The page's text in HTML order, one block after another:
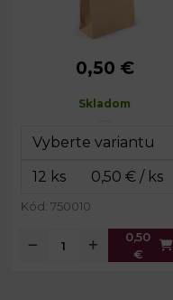
Rozmery:
16 x 22 x 8 cm
0,50 €
Skladom
Kód: 750010
0,50
€